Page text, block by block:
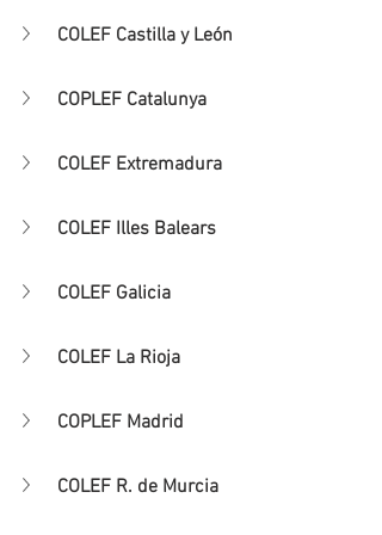
COLEF Castilla y León
COPLEF Catalunya
COLEF Extremadura
COLEF Illes Balears
COLEF Galicia
COLEF La Rioja
COPLEF Madrid
COLEF R. de Murcia